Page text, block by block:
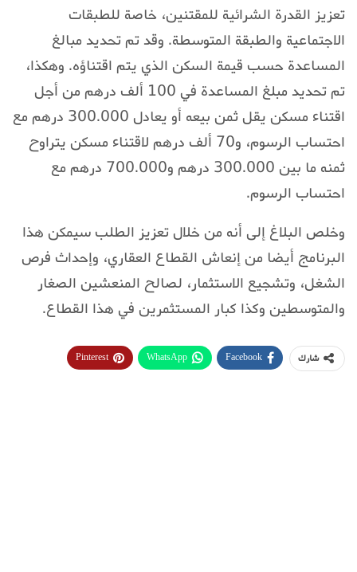
تعزيز القدرة الشرائية للمقتنين، خاصة للطبقات
الاجتماعية والطبقة المتوسطة. وقد تم تحديد مبالغ
المساعدة حسب قيمة السكن الذي يتم اقتناؤه. وهكذا،
تم تحديد مبلغ المساعدة في 100 ألف درهم من أجل
اقتناء مسكن يقل ثمن بيعه أو يعادل 300.000 درهم مع
احتساب الرسوم، و70 ألف درهم لاقتناء مسكن يتراوح
ثمنه ما بين 300.000 درهم و700.000 درهم مع
احتساب الرسوم.
وخلص البلاغ إلى أنه من خلال تعزيز الطلب سيمكن هذا
البرنامج أيضا من إنعاش القطاع العقاري، وإحداث فرص
الشغل، وتشجيع الاستثمار، لصالح المنعشين الصغار
والمتوسطين وكذا كبار المستثمرين في هذا القطاع.
شارك Facebook
WhatsApp
Pinterest